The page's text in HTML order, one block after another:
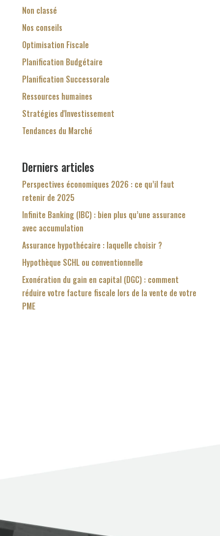
Non classé
Nos conseils
Optimisation Fiscale
Planification Budgétaire
Planification Successorale
Ressources humaines
Stratégies d'Investissement
Tendances du Marché
Derniers articles
Perspectives économiques 2026 : ce qu’il faut
retenir de 2025
Infinite Banking (IBC) : bien plus qu’une assurance
avec accumulation
Assurance hypothécaire : laquelle choisir ?
Hypothèque SCHL ou conventionnelle
Exonération du gain en capital (DGC) : comment
réduire votre facture fiscale lors de la vente de votre
PME